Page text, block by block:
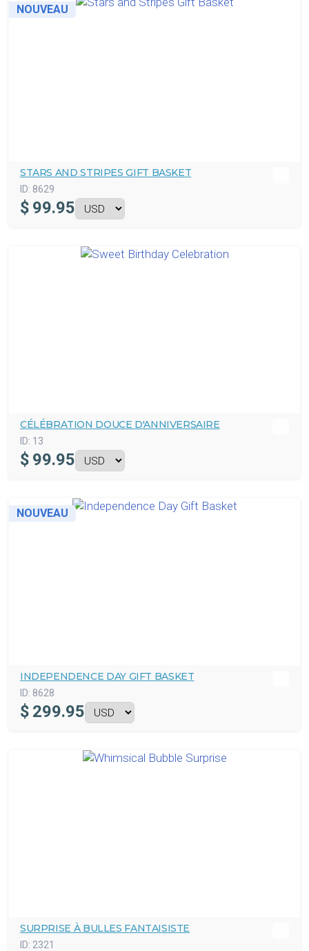
NOUVEAU
STARS AND STRIPES GIFT BASKET
ID: 8629
$ 99.95
CÉLÉBRATION DOUCE D'ANNIVERSAIRE
ID: 13
$ 99.95
NOUVEAU
INDEPENDENCE DAY GIFT BASKET
ID: 8628
$ 299.95
SURPRISE À BULLES FANTAISISTE
ID: 2321